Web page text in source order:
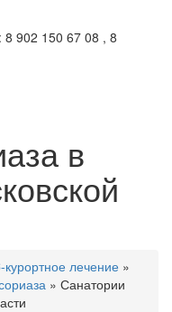
902 150 67 08 , 8
в
лечение»
» Санатории